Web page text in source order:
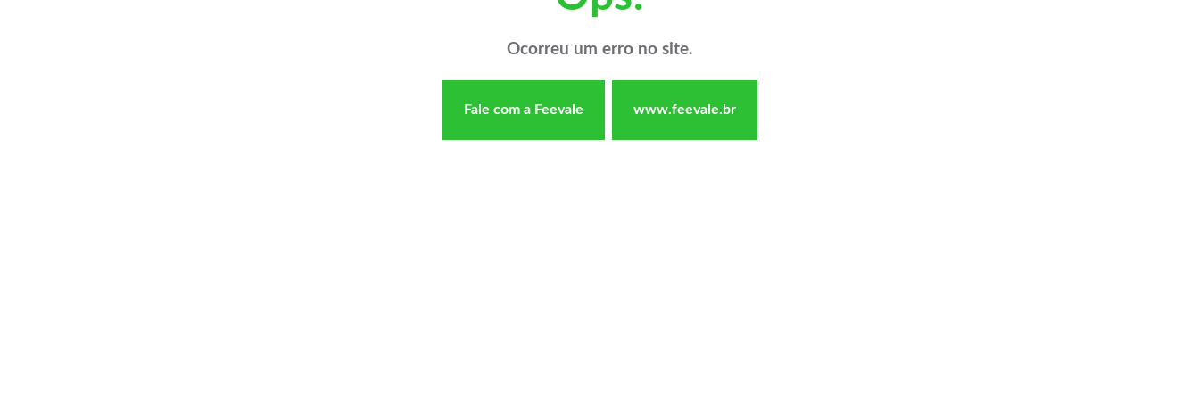
Ocorreu um erro no site.
Fale com a Feevale www.feevale.br